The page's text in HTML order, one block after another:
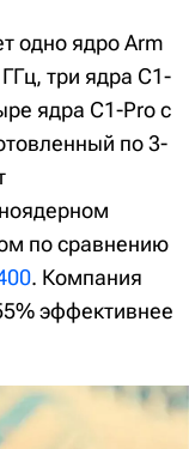
одно ядро Arm
три ядра C1-
ядра C1-Pro с
по 3-
по сравнению
. Компания
эффективнее